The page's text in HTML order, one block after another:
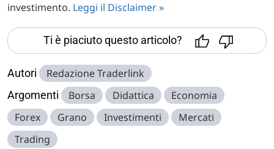
investimento. Leggi il Disclaimer »
Ti è piaciuto questo articolo?
Autori Redazione Traderlink
Argomenti Borsa Didattica
Economia
Forex
Grano Investimenti
Mercati
Trading